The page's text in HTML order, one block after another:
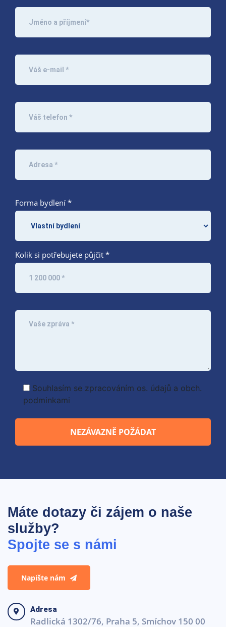
Forma bydlení *
Kolik si potřebujete půjčit *
Souhlasím se zpracováním os. údajů a obch.
podminkami
Máte dotazy či zájem o naše
služby?
Spojte se s námi
Napište nám
Adresa
Radlická 1302/76, Praha 5, Smíchov 150 00